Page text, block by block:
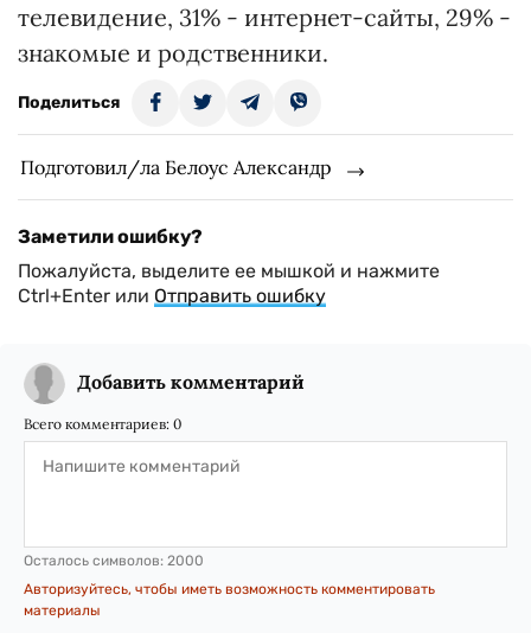
телевидение, 31% - интернет-сайты, 29% -
знакомые и родственники.
Поделиться
Подготовил/ла Белоус Александр
Заметили ошибку?
Пожалуйста, выделите ее мышкой и нажмите
Ctrl+Enter или Отправить ошибку
Добавить комментарий
Всего комментариев: 0
Осталось символов: 2000
Авторизуйтесь, чтобы иметь возможность комментировать
материалы